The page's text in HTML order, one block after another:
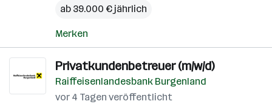
ab 39.000 € jährlich
Merken
Privatkundenbetreuer (m/w/d)
Raiffeisenlandesbank Burgenland
vor 4 Tagen veröffentlicht